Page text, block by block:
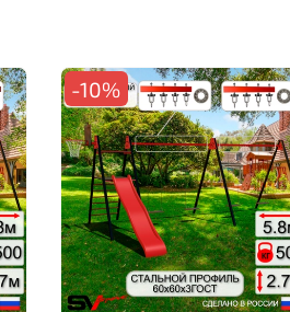
-10%